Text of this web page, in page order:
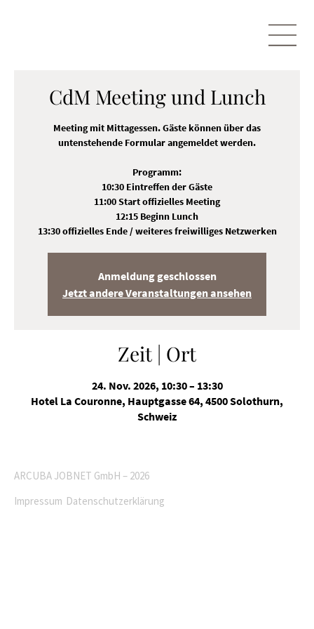
CdM Meeting und Lunch
Meeting mit Mittagessen. Gäste können über das
untenstehende Formular angemeldet werden.
Programm:
10:30 Eintreffen der Gäste
11:00 Start offizielles Meeting
12:15 Beginn Lunch
13:30 offizielles Ende / weiteres freiwilliges Netzwerken
Anmeldung geschlossen
Jetzt andere Veranstaltungen ansehen
Zeit | Ort
24. Nov. 2026, 10:30 – 13:30
Hotel La Couronne, Hauptgasse 64, 4500 Solothurn,
Schweiz
ARCUBA JOBNET GmbH – 2026
Impressum Datenschutzerklärung